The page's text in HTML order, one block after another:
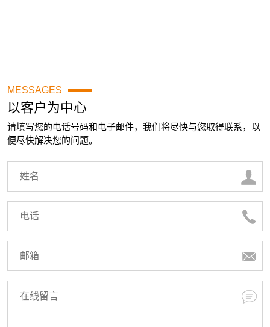
MESSAGES
以客户为中心
请填写您的电话号码和电子邮件，我们将尽快与您取得联系，以
便尽快解决您的问题。